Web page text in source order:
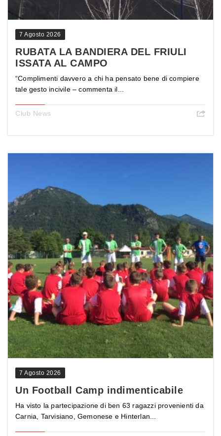
7 Agosto 2026
RUBATA LA BANDIERA DEL FRIULI
ISSATA AL CAMPO
“Complimenti davvero a chi ha pensato bene di compiere
tale gesto incivile – commenta il...
Club News
7 Agosto 2026
Un Football Camp indimenticabile
Ha visto la partecipazione di ben 63 ragazzi provenienti da
Carnia, Tarvisiano, Gemonese e Hinterlan...